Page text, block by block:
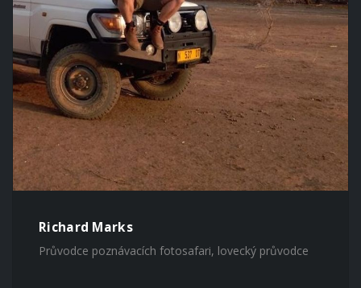
Richard Marks
Průvodce poznávacích fotosafari, lovecký průvodce